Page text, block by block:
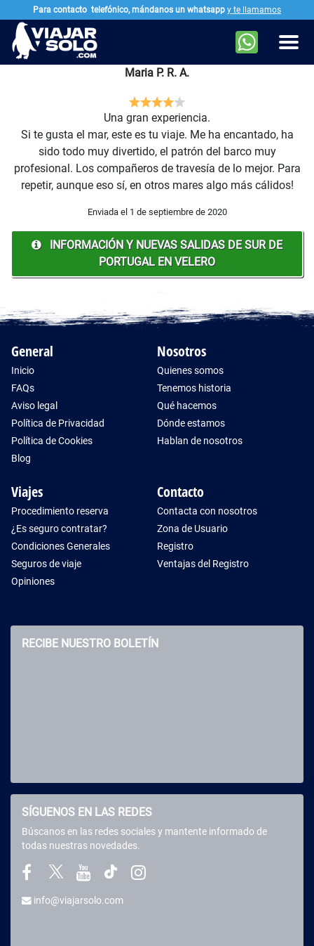
Ir al contenido principal
Maria P. R. A.
Una gran experiencia.
Si te gusta el mar, este es tu viaje. Me ha encantado, ha
sido todo muy divertido, el patrón del barco muy
profesional. Los compañeros de travesía de lo mejor. Para
repetir, aunque eso sí, en otros mares algo más cálidos!
Enviada el 1 de septiembre de 2020
INFORMACIÓN Y NUEVAS SALIDAS DE SUR DE
PORTUGAL EN VELERO
General
Inicio
FAQs
Aviso legal
Política de Privacidad
Política de Cookies
Blog
Nosotros
Quienes somos
Tenemos historia
Qué hacemos
Dónde estamos
Hablan de nosotros
Viajes
Procedimiento reserva
¿Es seguro contratar?
Condiciones Generales
Seguros de viaje
Opiniones
Contacto
Contacta con nosotros
Zona de Usuario
Registro
Ventajas del Registro
RECIBE NUESTRO BOLETÍN
SÍGUENOS EN LAS REDES
Búscanos en las redes sociales y mantente informado de
todas nuestras novedades.
info@viajarsolo.com
Para contacto telefónico, mándanos un whatsapp y te llamamos